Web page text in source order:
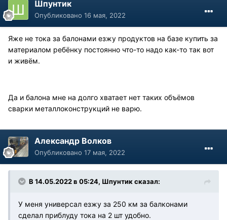
Шпунтик
Опубликовано 16 мая, 2022
Яже не тока за балонами езжу продуктов на базе купить за
материалом ребёнку постоянно что-то надо как-то так вот
и живём.
Да и балона мне на долго хватает нет таких объёмов
сварки металлоконструкций не варю.
Александр Волков
Опубликовано 17 мая, 2022
В 14.05.2022 в 05:24, Шпунтик сказал:
У меня универсал езжу за 250 км за балконами
сделал приблуду тока на 2 шт удобно.